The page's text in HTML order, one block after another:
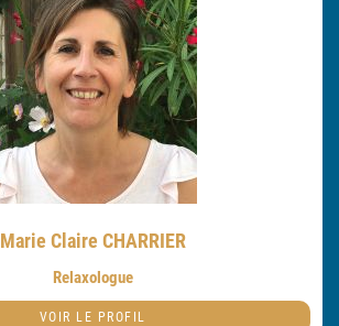
Marie Claire CHARRIER
Relaxologue
VOIR LE PROFIL